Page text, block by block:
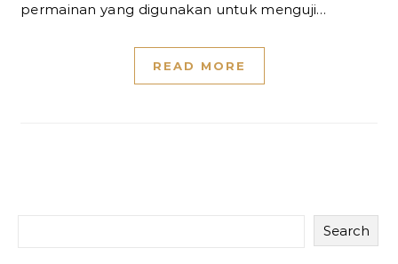
permainan yang digunakan untuk menguji…
READ MORE
Search